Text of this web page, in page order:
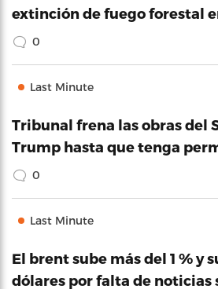
extinción de fuego forestal
0
Last Minute
Tribunal frena las obras del
Trump hasta que tenga
0
Last Minute
El brent sube más del 1 % y
dólares por falta de noticias